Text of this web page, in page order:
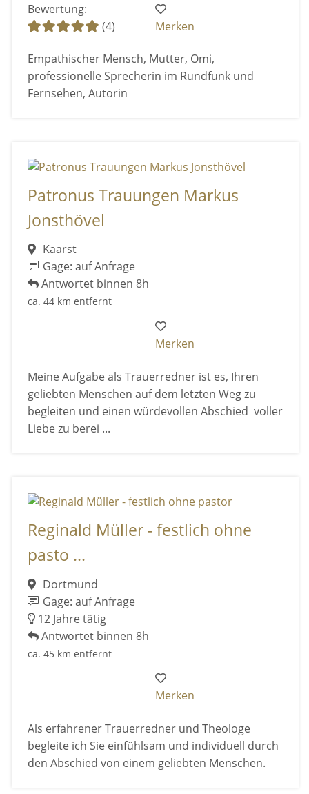
Bewertung:
(4)
Merken
Empathischer Mensch, Mutter, Omi,
professionelle Sprecherin im Rundfunk und
Fernsehen, Autorin
Patronus Trauungen Markus
Jonsthövel
Kaarst
Gage: auf Anfrage
Antwortet binnen 8h
ca. 44 km entfernt
Merken
Meine Aufgabe als Trauerredner ist es, Ihren
geliebten Menschen auf dem letzten Weg zu
begleiten und einen würdevollen Abschied voller
Liebe zu berei ...
Reginald Müller - festlich ohne
pasto ...
Dortmund
Gage: auf Anfrage
12 Jahre tätig
Antwortet binnen 8h
ca. 45 km entfernt
Merken
Als erfahrener Trauerredner und Theologe
begleite ich Sie einfühlsam und individuell durch
den Abschied von einem geliebten Menschen.